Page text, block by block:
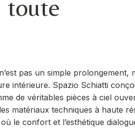
toute
pas un simple
intérieure. Spazio Schiatti
de véritables pièces à ciel
matériaux techniques à haute
le confort et l’esthétique